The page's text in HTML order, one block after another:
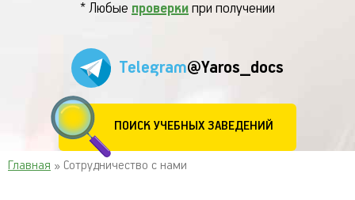
* Любые проверки при получении
Telegram@Yaros_docs
ПОИСК УЧЕБНЫХ ЗАВЕДЕНИЙ
Главная » Сотрудничество с нами